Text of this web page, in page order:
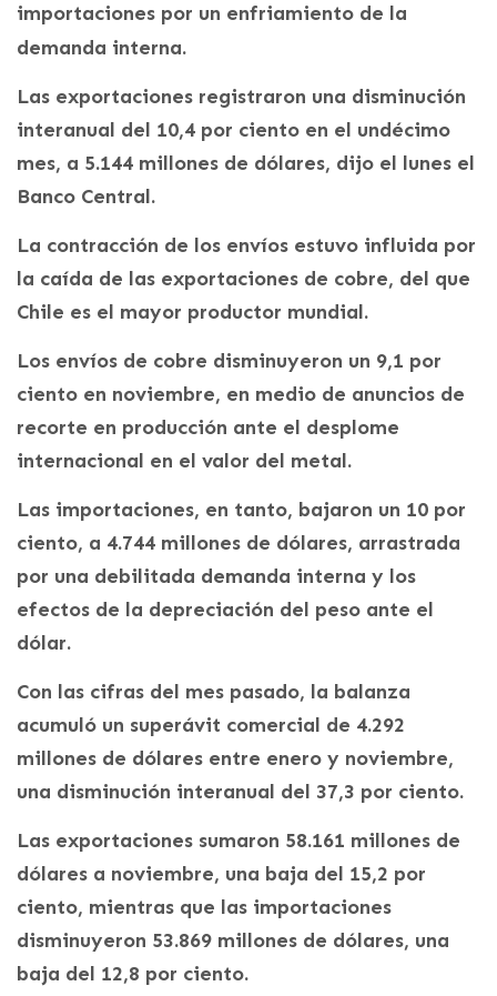
importaciones por un enfriamiento de la
demanda interna.
Las exportaciones registraron una disminución
interanual del 10,4 por ciento en el undécimo
mes, a 5.144 millones de dólares, dijo el lunes el
Banco Central.
La contracción de los envíos estuvo influida por
la caída de las exportaciones de cobre, del que
Chile es el mayor productor mundial.
Los envíos de cobre disminuyeron un 9,1 por
ciento en noviembre, en medio de anuncios de
recorte en producción ante el desplome
internacional en el valor del metal.
Las importaciones, en tanto, bajaron un 10 por
ciento, a 4.744 millones de dólares, arrastrada
por una debilitada demanda interna y los
efectos de la depreciación del peso ante el
dólar.
Con las cifras del mes pasado, la balanza
acumuló un superávit comercial de 4.292
millones de dólares entre enero y noviembre,
una disminución interanual del 37,3 por ciento.
Las exportaciones sumaron 58.161 millones de
dólares a noviembre, una baja del 15,2 por
ciento, mientras que las importaciones
disminuyeron 53.869 millones de dólares, una
baja del 12,8 por ciento.